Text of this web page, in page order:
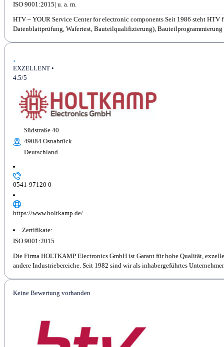
ISO 9001:2015
HTV – YOUR Service Center for electronic components Seit 1986 steht
Datenblattprüfung, Wafertest, Bauteilqualifizierung),
Südstraße 40
49084 Osnabrück
Deutschland
0541-97120 0
https://www.holtkamp.de/
Zertifikate:
ISO 9001:2015
Die Firma HOLTKAMP Electronics GmbH ist Garant für hohe Qualität,
andere Industriebereiche. Seit 1982 sind wir als inhabergeführtes
EXZELLENT •
4.5/5
Keine Bewertung vorhanden